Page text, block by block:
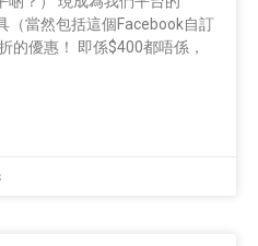
（當然包括這個Facebook自訂
的優惠！ 即係$400都唔係，